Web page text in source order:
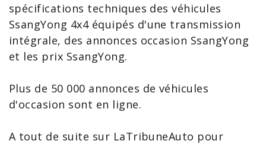
spécifications techniques desvéhicules
SsangYong 4x4 équipés d'une transmission
intégrale, des annonces occasion SsangYong
et les prix SsangYong.
Plus de 50 000 annonces de véhicules
d'occasion sont en ligne.
A tout de suite sur LaTribuneAuto pour